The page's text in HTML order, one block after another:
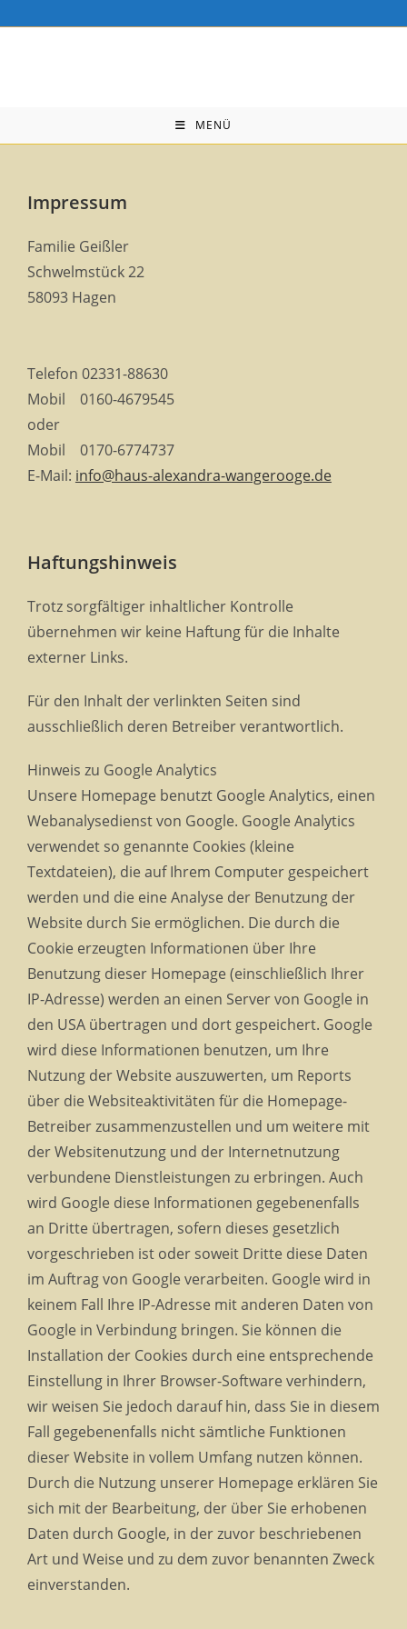
Inhalt
MENÜ
Impressum
Familie Geißler
Schwelmstück 22
58093 Hagen
Telefon 02331-88630
Mobil 0160-4679545
oder
Mobil 0170-6774737
E-Mail: info@haus-alexandra-wangerooge.de
Haftungshinweis
Trotz sorgfältiger inhaltlicher Kontrolle
übernehmen wir keine Haftung für die Inhalte
externer Links.
Für den Inhalt der verlinkten Seiten sind
ausschließlich deren Betreiber verantwortlich.
Hinweis zu Google Analytics
Unsere Homepage benutzt Google Analytics, einen
Webanalysedienst von Google. Google Analytics
verwendet so genannte Cookies (kleine
Textdateien), die auf Ihrem Computer gespeichert
werden und die eine Analyse der Benutzung der
Website durch Sie ermöglichen. Die durch die
Cookie erzeugten Informationen über Ihre
Benutzung dieser Homepage (einschließlich Ihrer
IP-Adresse) werden an einen Server von Google in
den USA übertragen und dort gespeichert. Google
wird diese Informationen benutzen, um Ihre
Nutzung der Website auszuwerten, um Reports
über die Websiteaktivitäten für die Homepage-
Betreiber zusammenzustellen und um weitere mit
der Websitenutzung und der Internetnutzung
verbundene Dienstleistungen zu erbringen. Auch
wird Google diese Informationen gegebenenfalls
an Dritte übertragen, sofern dieses gesetzlich
vorgeschrieben ist oder soweit Dritte diese Daten
im Auftrag von Google verarbeiten. Google wird in
keinem Fall Ihre IP-Adresse mit anderen Daten von
Google in Verbindung bringen. Sie können die
Installation der Cookies durch eine entsprechende
Einstellung in Ihrer Browser-Software verhindern,
wir weisen Sie jedoch darauf hin, dass Sie in diesem
Fall gegebenenfalls nicht sämtliche Funktionen
dieser Website in vollem Umfang nutzen können.
Durch die Nutzung unserer Homepage erklären Sie
sich mit der Bearbeitung, der über Sie erhobenen
Daten durch Google, in der zuvor beschriebenen
Art und Weise und zu dem zuvor benannten Zweck
einverstanden.